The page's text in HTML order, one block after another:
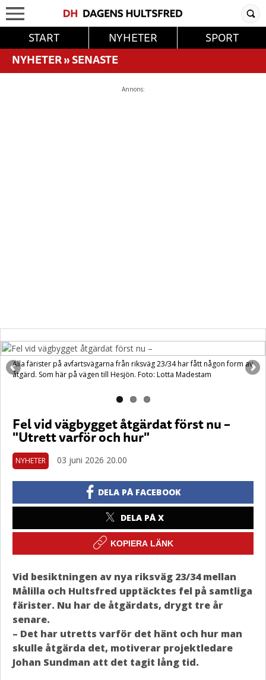
START NYHETER
SPORT
NYHETER»SENASTE
Annons:
Alla färister på avfartsvägarna från riksväg 23/34 har fått någon form av
åtgärd. Som här på vägen till Hesjön. Foto: Lotta Madestam
Fel vid vägbygget åtgärdat först nu –
"Utrett varför och hur"
NYHETER 03 juni 2026 20.00
DELA PÅ FACEBOOK
DELA PÅ X
KOPIERA LÄNK
Vid besiktningen av nya riksväg 23/34 mellan
Målilla och Hultsfred upptäcktes fel på samtliga
färister. Nu har de åtgärdats, drygt tre år
senare.
– Det har utretts varför det hänt och hur man
skulle åtgärda det, motiverar projektledare
Johan Sundman att det tagit lång tid.